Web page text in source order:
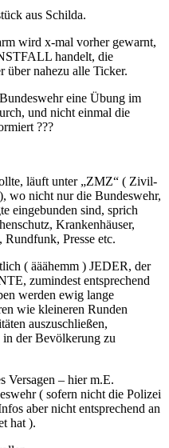
aus Schilda.
wird x-mal vorher gewarnt,
handelt, die
über nahezu alle Ticker.
eine Übung im
und nicht einmal die
???
läuft unter „ZMZ“ ( Zivil-
wo nicht nur die Bundeswehr,
eingebunden sind, sprich
Krankenhäuser,
Rundfunk, Presse etc.
( ääähemm ) JEDER, der
zumindest entsprechend
werden ewig lange
wie kleineren Runden
auszuschließen,
in der Bevölkerung zu
Versagen – hier m.E.
( sofern nicht die Polizei
aber nicht entsprechend an
hat ).